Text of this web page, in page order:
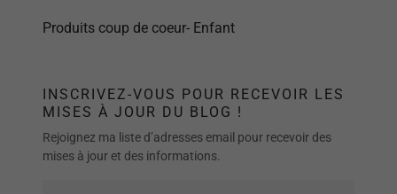
Produits coup de coeur- Enfant
INSCRIVEZ-VOUS POUR RECEVOIR LES
MISES À JOUR DU BLOG !
Rejoignez ma liste d’adresses email pour recevoir des
mises à jour et des informations.